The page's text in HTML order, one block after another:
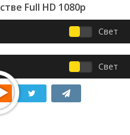
Full HD 1080p
Свет
Свет